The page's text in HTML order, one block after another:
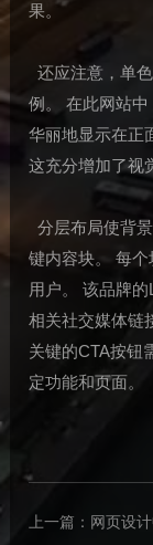
果。
还应注意，单
例。 在此网站
华丽地显示在正
这充分增加了视
分层布局使背
键内容块。 每
用户。 该品牌
相关社交媒体链
关键的CTA按钮
定功能和页面。
上一篇： 网页设